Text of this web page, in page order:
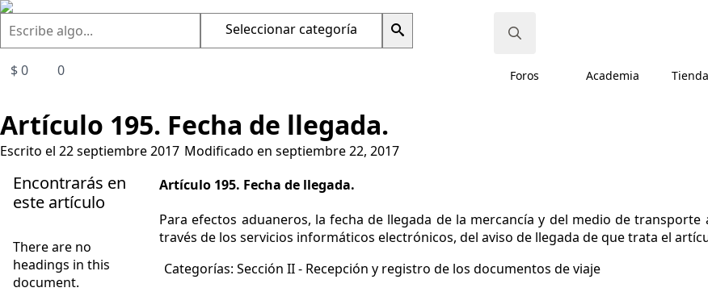
Seleccionar categoría
$0 0
for:Foros Academia Tienda
Artículo 195. Fecha de llegada.
Escrito el 22 septiembre 2017 Modificado en septiembre 22, 2017
Encontrarás en
este artículo
There are no
headings in this
document.
Artículo 195. Fecha de llegada.
Para efectos aduaneros, la fecha de llegada de la mercancía y del medio de
través de los servicios informáticos electrónicos, del aviso de llegada de que trata el
Categorías: Sección II - Recepción y registro de los documentos de viaje